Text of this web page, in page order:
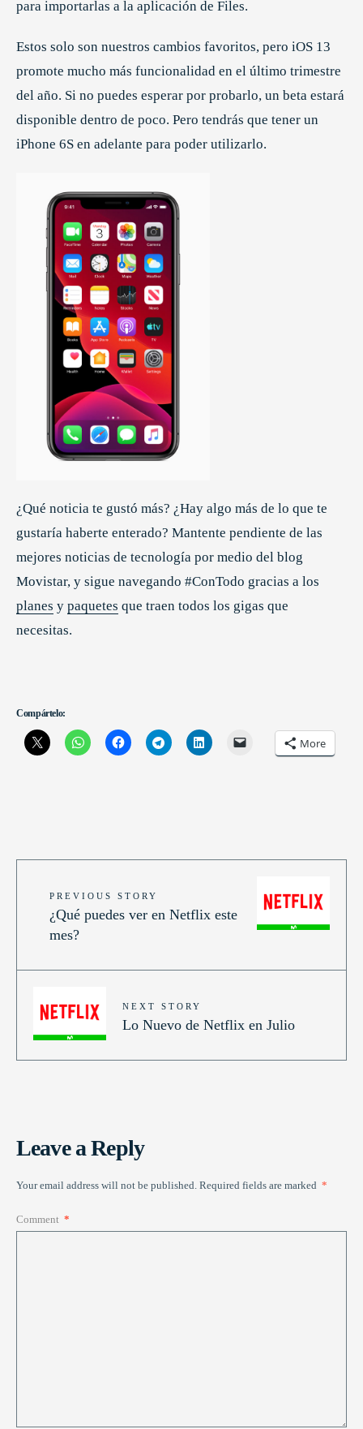
para importarlas a la aplicación de Files.
Estos solo son nuestros cambios favoritos, pero iOS 13
promote mucho más funcionalidad en el último trimestre
del año. Si no puedes esperar por probarlo, un beta estará
disponible dentro de poco. Pero tendrás que tener un
iPhone 6S en adelante para poder utilizarlo.
¿Qué noticia te gustó más? ¿Hay algo más de lo que te
gustaría haberte enterado? Mantente pendiente de las
mejores noticias de tecnología por medio del blog
Movistar, y sigue navegando #ConTodo gracias a los
planes y paquetes que traen todos los gigas que
necesitas.
Compártelo:
More
PREVIOUS STORY
¿Qué puedes ver en Netflix este
mes?
NEXT STORY
Lo Nuevo de Netflix en Julio
Leave a Reply
Your email address will not be published. Required fields are marked *
Comment *